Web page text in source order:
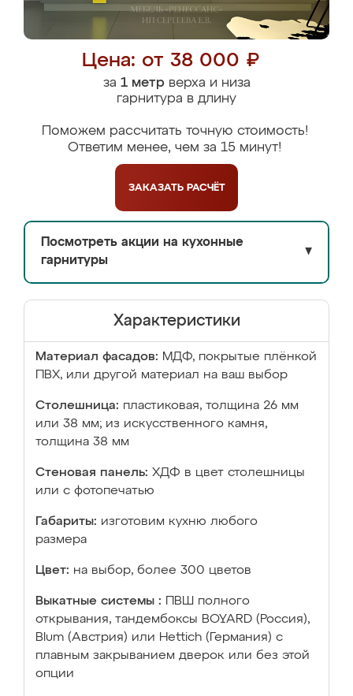
Цена: от 38 000 ₽
за 1 метрверха и низа
гарнитура в длину
Поможем рассчитать точную стоимость!
Ответим менее, чем за 15 минут!
ЗАКАЗАТЬ РАСЧЁТ
Посмотреть акции на кухонные
гарнитуры
▼
Характеристики
Материал фасадов: МДФ, покрытые плёнкой
ПВХ, или другой материал на ваш выбор
Столешница: пластиковая, толщина 26 мм
или 38 мм; из искусственного камня,
толщина 38 мм
Стеновая панель: ХДФ в цвет столешницы
или с фотопечатью
Габариты: изготовим кухню любого
размера
Цвет: на выбор, более 300 цветов
Выкатные системы :
ПВШ полного
открывания, тандембоксы BOYARD (Россия),
Blum (Австрия) или Hettich (Германия) с
плавным закрыванием дверок или без этой
опции